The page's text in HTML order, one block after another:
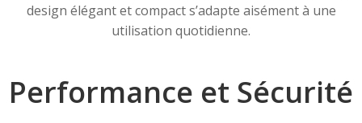
design élégant et compact s’adapte aisément à une
utilisation quotidienne.
Performance et Sécurité